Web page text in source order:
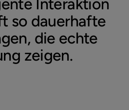
Interaktion
so dauerhafte
die echte
zeigen.